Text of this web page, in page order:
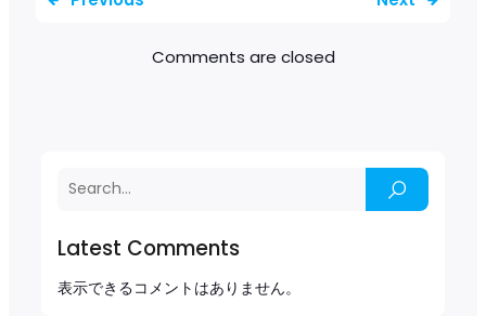
Latest Comments
表示できるコメントはありません。
Comments are closed